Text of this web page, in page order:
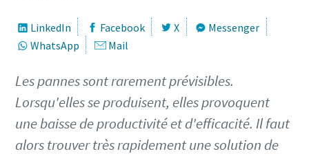
LinkedIn Facebook X
Messenger
WhatsApp
Mail
Les pannes sont rarement prévisibles.
Lorsqu'elles se produisent, elles provoquent
une baisse de productivité et d'efficacité. Il faut
alors trouver très rapidement une solution de